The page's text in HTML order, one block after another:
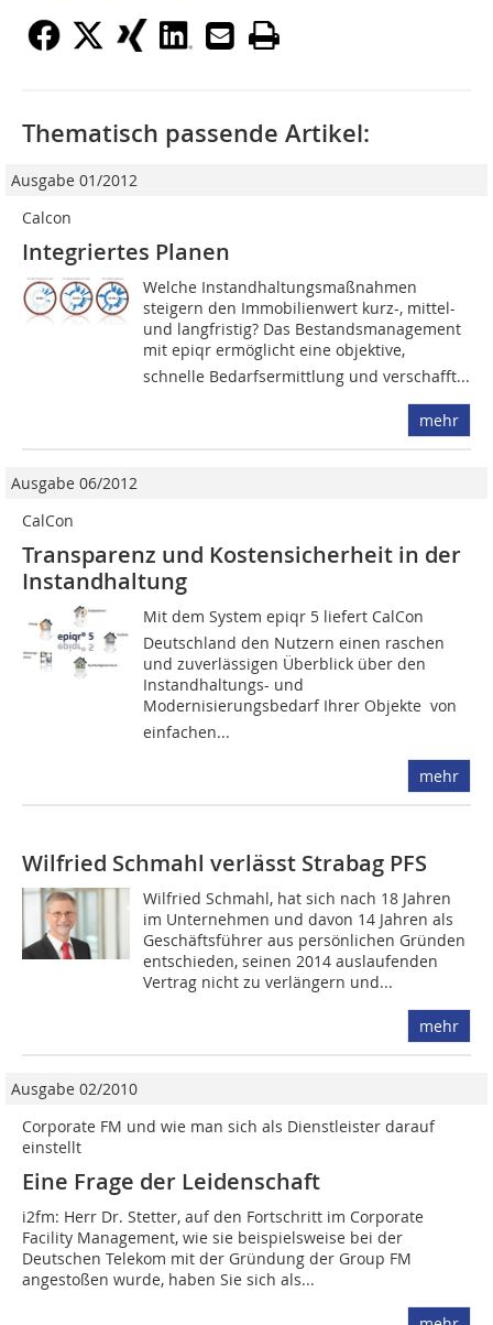
Thematisch passende Artikel:
Ausgabe 01/2012
Calcon
Integriertes Planen
Welche Instandhaltungsmaßnahmen
steigern den Immobilienwert kurz-, mittel-
und langfristig? Das Bestandsmanagement
mit epiqr ermöglicht eine objektive,
schnelle Bedarfsermittlung und verschafft...
mehr
Ausgabe 06/2012
CalCon
Transparenz und Kostensicherheit in der
Instandhaltung
Mit dem System epiqr 5 liefert CalCon
Deutschland den Nutzern einen raschen
und zuverlässigen Überblick über den
Instandhaltungs- und
Modernisierungsbedarf Ihrer Objekte  von
einfachen...
mehr
Wilfried Schmahl verlässt Strabag PFS
Wilfried Schmahl, hat sich nach 18 Jahren
im Unternehmen und davon 14 Jahren als
Geschäftsführer aus persönlichen Gründen
entschieden, seinen 2014 auslaufenden
Vertrag nicht zu verlängern und...
mehr
Ausgabe 02/2010
Corporate FM und wie man sich als Dienstleister darauf
einstellt
Eine Frage der Leidenschaft
i2fm: Herr Dr. Stetter, auf den Fortschritt im Corporate
Facility Management, wie sie beispielsweise bei der
Deutschen Telekom mit der Gründung der Group FM
angestoßen wurde, haben Sie sich als...